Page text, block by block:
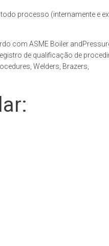
processo (internamente e
com ASME Boiler
de qualificação de
Welders, Brazers,